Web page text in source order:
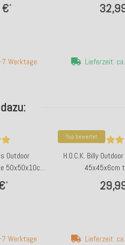
*
Werktage Lieferzeit:
Outdoor
50x50x10cm
*
Werktage
Top bewertet
H.O.C.K. Billy
45x45x6cm
Lieferzeit: